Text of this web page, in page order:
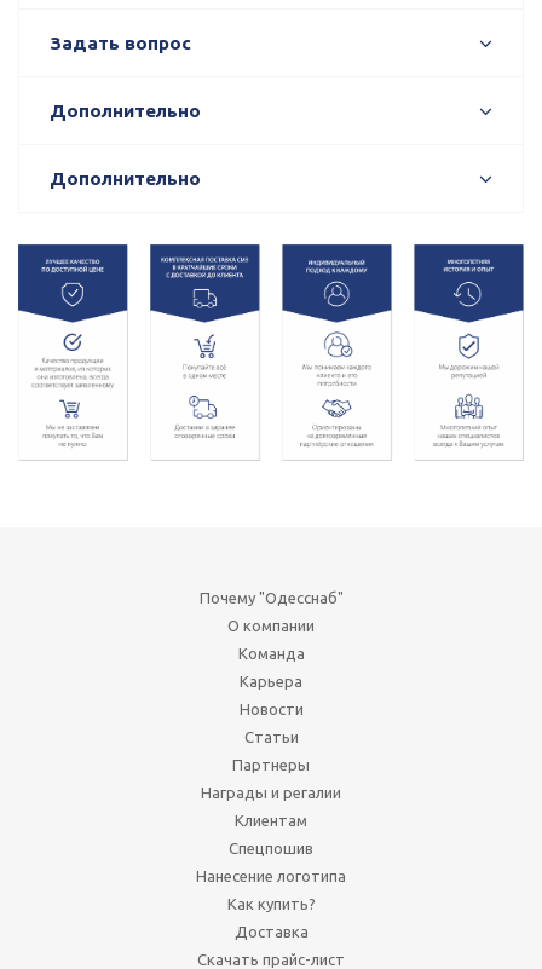
Задать вопрос
Дополнительно
Дополнительно
Почему "Одесснаб"
О компании
Команда
Карьера
Новости
Статьи
Партнеры
Награды и регалии
Клиентам
Спецпошив
Нанесение логотипа
Как купить?
Доставка
Скачать прайс-лист